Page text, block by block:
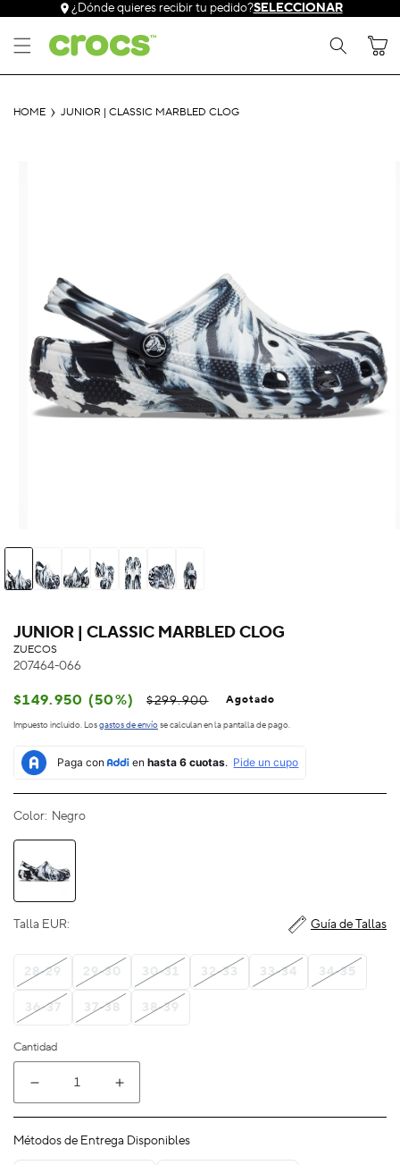
directamente
al contenido
¿Dónde quieres recibir tu pedido?SELECCIONAR
Carrito
HOME JUNIOR | CLASSIC MARBLED CLOG
JUNIOR | CLASSIC MARBLED CLOG
ZUECOS
207464-066
Precio
habitual
$299.900
Precio
de
$149.950 (50%) Agotado
Impuesto incluido. Losgastos de envíose calculan en la pantalla de pago.
Color: Negro
Talla EUR: Guía de Tallas
28-29 29-30 30-31 32-33 33-34 34-35
36-37 37-38 38-39
Cantidad
Reducir
cantidad
para
Aumentar
cantidad
para
Junior
Métodos de Entrega Disponibles